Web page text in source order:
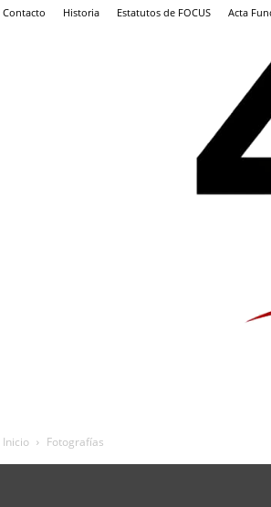
Contacto Historia Estatutos de FOCUS Acta
Inicio Fotografías